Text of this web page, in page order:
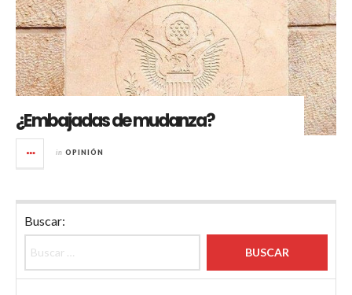
¿Embajadas de mudanza?
in OPINIÓN
Buscar: